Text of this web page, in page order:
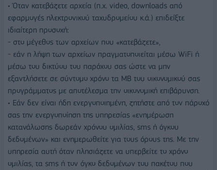
• Όταν κατεβάζετε αρχεία (π.χ. video, downloads από
εφαρμογές ηλεκτρονικού ταχυδρομείου κ.ά.) επιδείξτε
ιδιαίτερη προσοχή:
- στο μέγεθος των αρχείων που «κατεβάζετε»,
- εάν η λήψη των αρχείων πραγματοποιείται μέσω WiFi ή
μέσω του δικτύου του παρόχου σας ώστε να μην
εξαντλήσετε σε σύντομο χρόνο τα MB του οικονομικού σας
προγράμματος με αποτέλεσμα την οικονομική επιβάρυνση.
• Εάν δεν είναι ήδη ενεργοποιημένη, ζητήστε από τον πάροχό
σας την ενεργοποίηση της υπηρεσίας «ενημέρωση
κατανάλωσης δωρεάν χρόνου ομιλίας, sms ή όγκου
δεδομένων» και ενημερωθείτε για τους όρους της. Με την
υπηρεσία αυτή όταν πλησιάζετε να υπερβείτε το χρόνο
ομιλίας, τα sms ή τον όγκο δεδομένων του πακέτου που